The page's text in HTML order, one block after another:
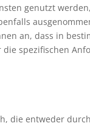
genutzt
an, dass in
spezifischen
die entweder